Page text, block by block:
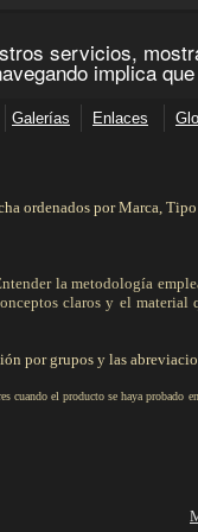
ordenados por Marca,
la metodología
claros y el material
por grupos y las
cuando el producto se haya